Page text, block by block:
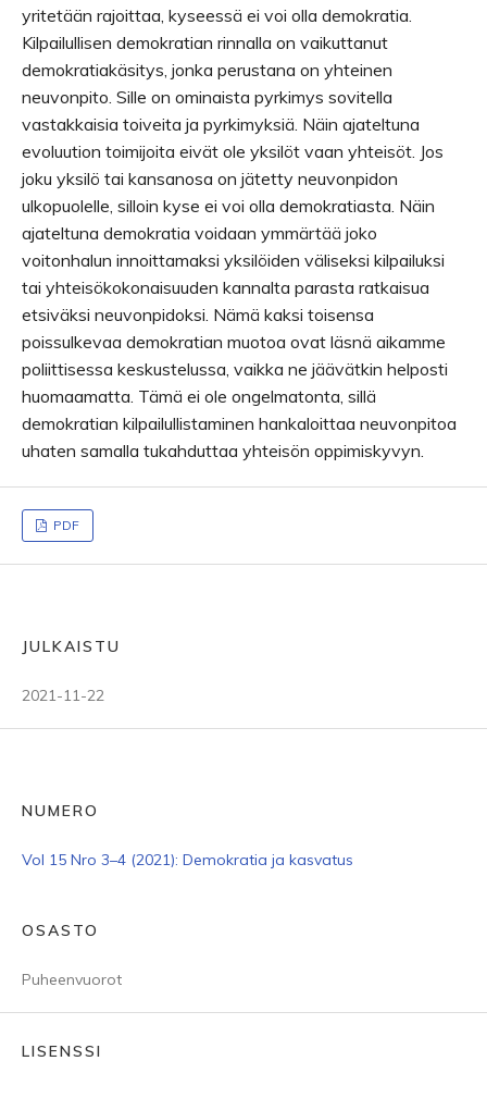
yritetään rajoittaa, kyseessä ei voi olla demokratia.
Kilpailullisen demokratian rinnalla on vaikuttanut
demokratiakäsitys, jonka perustana on yhteinen
neuvonpito. Sille on ominaista pyrkimys sovitella
vastakkaisia toiveita ja pyrkimyksiä. Näin ajateltuna
evoluution toimijoita eivät ole yksilöt vaan yhteisöt. Jos
joku yksilö tai kansanosa on jätetty neuvonpidon
ulkopuolelle, silloin kyse ei voi olla demokratiasta. Näin
ajateltuna demokratia voidaan ymmärtää joko
voitonhalun innoittamaksi yksilöiden väliseksi kilpailuksi
tai yhteisökokonaisuuden kannalta parasta ratkaisua
etsiväksi neuvonpidoksi. Nämä kaksi toisensa
poissulkevaa demokratian muotoa ovat läsnä aikamme
poliittisessa keskustelussa, vaikka ne jäävätkin helposti
huomaamatta. Tämä ei ole ongelmatonta, sillä
demokratian kilpailullistaminen hankaloittaa neuvonpitoa
uhaten samalla tukahduttaa yhteisön oppimiskyvyn.
PDF
JULKAISTU
2021-11-22
NUMERO
Vol 15 Nro 3–4 (2021): Demokratia ja kasvatus
OSASTO
Puheenvuorot
LISENSSI